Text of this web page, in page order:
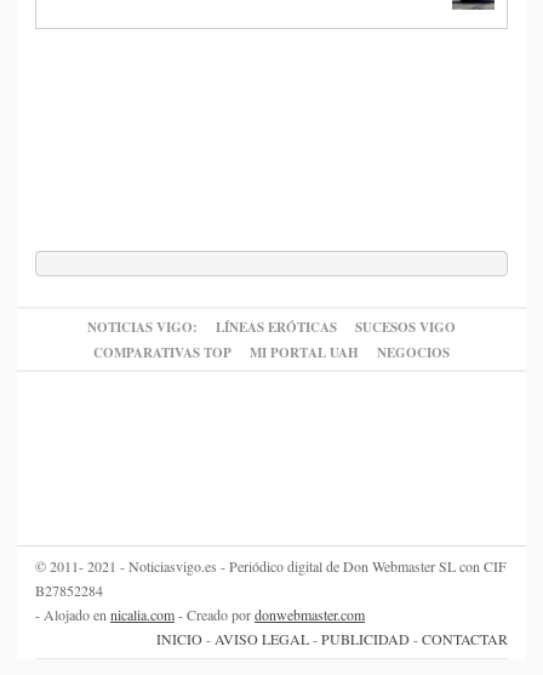
NOTICIAS VIGO: LÍNEAS ERÓTICAS
SUCESOS VIGO
COMPARATIVAS TOP
MI PORTAL UAH NEGOCIOS
© 2011- 2021 - Noticiasvigo.es - Periódico digital de Don Webmaster SL con CIF
B27852284
- Alojado en nicalia.com- Creado pordonwebmaster.com
INICIO- AVISO LEGAL-PUBLICIDAD -CONTACTAR